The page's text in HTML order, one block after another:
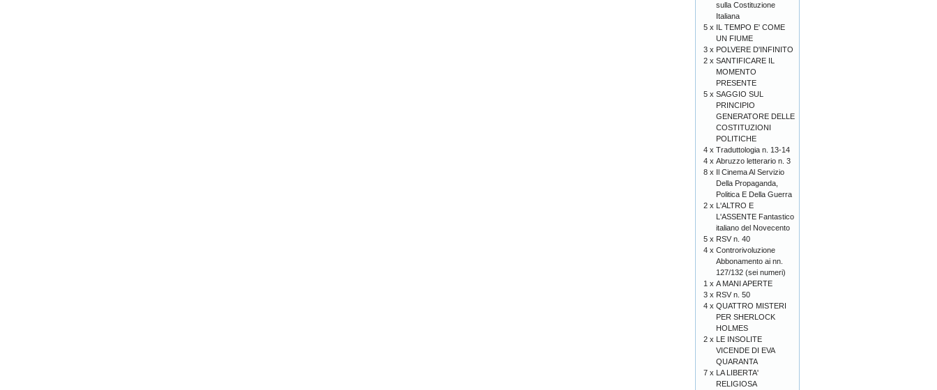
sulla Costituzione
Italiana
5 x IL TEMPO E' COME
UN FIUME
3 x POLVERE D'INFINITO
2 x SANTIFICARE IL
MOMENTO
PRESENTE
5 x SAGGIO SUL
PRINCIPIO
GENERATORE DELLE
COSTITUZIONI
POLITICHE
4 x Traduttologia n. 13-14
4 x Abruzzo letterario n. 3
8 x Il Cinema Al Servizio
Della Propaganda,
Politica E Della Guerra
2 x L'ALTRO E
L'ASSENTE Fantastico
italiano del Novecento
5 x RSV n. 40
4 x Controrivoluzione
Abbonamento ai nn.
127/132 (sei numeri)
1 x A MANI APERTE
3 x RSV n. 50
4 x QUATTRO MISTERI
PER SHERLOCK
HOLMES
2 x LE INSOLITE
VICENDE DI EVA
QUARANTA
7 x LA LIBERTA'
RELIGIOSA